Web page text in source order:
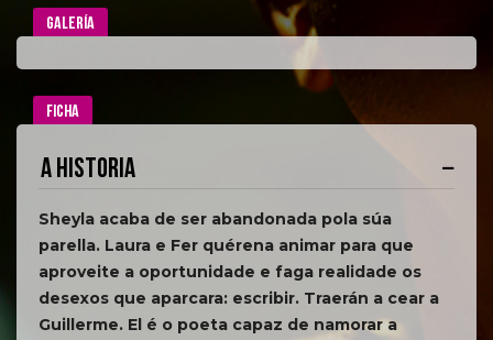
GALERÍA
FICHA
A HISTORIA
Sheyla acaba de ser abandonada pola súa
parella. Laura e Fer quérena animar para que
aproveite a oportunidade e faga realidade os
desexos que aparcara: escribir. Traerán a cear a
Guillerme. El é o poeta capaz de namorar a